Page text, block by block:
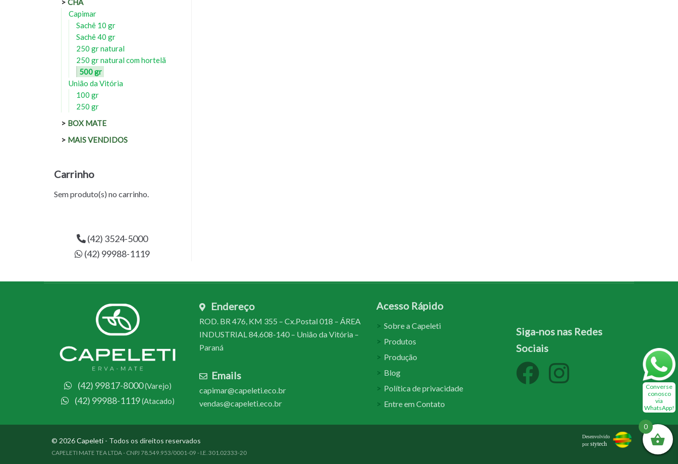
CHÁ
Capimar
Sachê 10 gr
Sachê 40 gr
250 gr natural
250 gr natural com hortelã
500 gr
União da Vitória
100 gr
250 gr
BOX MATE
MAIS VENDIDOS
Carrinho
Sem produto(s) no carrinho.
(42) 3524-5000
(42) 99988-1119
(42) 99817-8000(Varejo)
(42) 99988-1119(Atacado)
Endereço
ROD. BR 476, KM 355 – Cx.Postal 018 – ÁREA
INDUSTRIAL 84.608-140 – União da Vitória –
Paraná
Emails
capimar@capeleti.eco.br
vendas@capeleti.eco.br
Acesso Rápido
Sobre a Capeleti
Produtos
Produção
Blog
Política de privacidade
Entre em Contato
Siga-nos nas Redes
Sociais
© 2026Capeleti - Todos os direitos reservados
CAPELETI MATE TEA LTDA - CNPJ 78.549.953/0001-09 - I.E. 301.02333-20
Desenvolvido
porstytech
0
Converse
conosco
via
WhatsApp!